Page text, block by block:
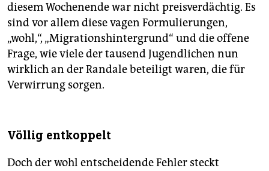
diesem Wochenende war nicht preisverdächtig. Es
sind vor allem diese vagen Formulierungen,
„wohl,“, „Migrationshintergrund“ und die offene
Frage, wie viele der tausend Jugendlichen nun
wirklich an der Randale beteiligt waren, die für
Verwirrung sorgen.
Völlig entkoppelt
Doch der wohl entscheidende Fehler steckt